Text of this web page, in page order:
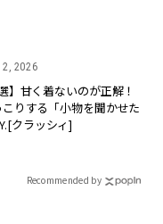
2, 2026
】甘く着ないのが正解！
りする「小物を聞かせた
クラッシィ]
Recommended by